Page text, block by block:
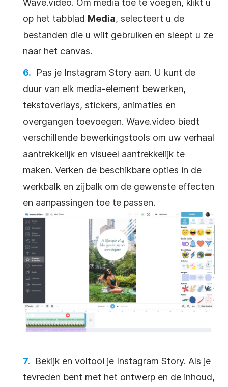
Wave.video. Om media toe te voegen, klikt u
op het tabblad Media, selecteert u de
bestanden die u wilt gebruiken en sleept u ze
naar het canvas.
Pas je Instagram Story aan. U kunt de
duur van elk media-element bewerken,
tekstoverlays, stickers, animaties en
overgangen toevoegen. Wave.video biedt
verschillende bewerkingstools om uw verhaal
aantrekkelijk en visueel aantrekkelijk te
maken. Verken de beschikbare opties in de
werkbalk en zijbalk om de gewenste effecten
en aanpassingen toe te passen.
Bekijk en voltooi je Instagram Story. Als je
tevreden bent met het ontwerp en de inhoud,